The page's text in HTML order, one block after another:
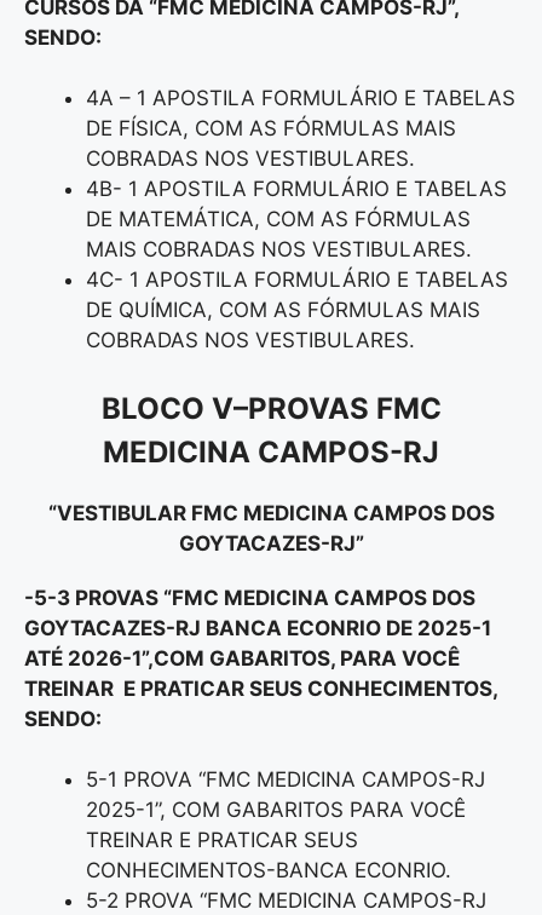
CURSOS DA “FMC MEDICINA CAMPOS-RJ”,
SENDO:
4A – 1 APOSTILA FORMULÁRIO E TABELAS
DE FÍSICA, COM AS FÓRMULAS MAIS
COBRADAS NOS VESTIBULARES.
4B- 1 APOSTILA FORMULÁRIO E TABELAS
DE MATEMÁTICA, COM AS FÓRMULAS
MAIS COBRADAS NOS VESTIBULARES.
4C- 1 APOSTILA FORMULÁRIO E TABELAS
DE QUÍMICA, COM AS FÓRMULAS MAIS
COBRADAS NOS VESTIBULARES.
BLOCO V–PROVAS FMC
MEDICINA CAMPOS-RJ
“VESTIBULAR FMC MEDICINA CAMPOS DOS
GOYTACAZES-RJ”
-5-3 PROVAS “FMC MEDICINA CAMPOS DOS
GOYTACAZES-RJ BANCA ECONRIO DE 2025-1
ATÉ 2026-1”,COM GABARITOS, PARA VOCÊ
TREINAR E PRATICAR SEUS CONHECIMENTOS,
SENDO:
5-1 PROVA “FMC MEDICINA CAMPOS-RJ
2025-1”, COM GABARITOS PARA VOCÊ
TREINAR E PRATICAR SEUS
CONHECIMENTOS-BANCA ECONRIO.
5-2 PROVA “FMC MEDICINA CAMPOS-RJ